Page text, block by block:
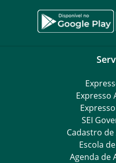
Expresso
SEI
Cadastro
Escola
Agenda de